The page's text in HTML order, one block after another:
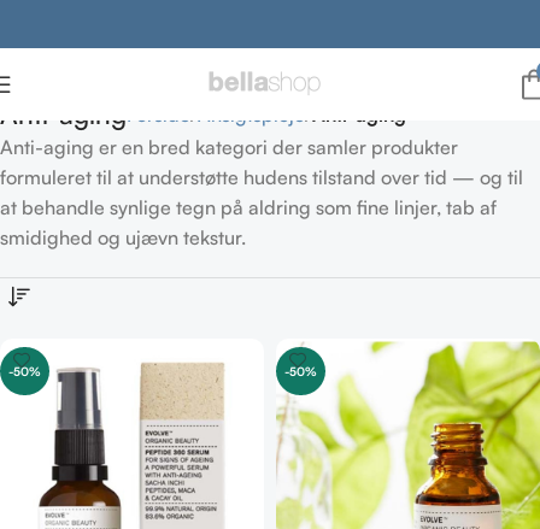
Anti-aging
Anti-aging er en bred kategori der samler produkter
formuleret til at understøtte hudens tilstand over tid — og til
at behandle synlige tegn på aldring som fine linjer, tab af
smidighed og ujævn tekstur.
-50% -50%